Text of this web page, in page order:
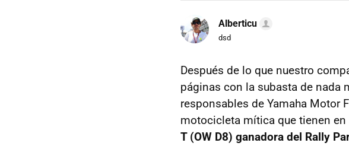
Alberticu
dsd
Después de lo que nuestro
páginas con la subasta de nada
responsables de Yamaha Motor
motocicleta mítica que tienen
T (OW D8) ganadora del Rally